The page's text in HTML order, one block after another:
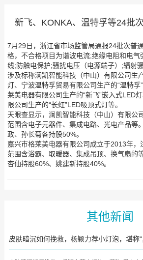
新飞、KONKA、温特孚等24批
7月29日，浙江省市场监管局通报24批次普
格，不合格项目为谐波电流;绝缘电阻和电气
线;防触电保护;骚扰电压（电源端子）;辐射骚
涉及标称澜凯智能科技（中山）有限公司生
灯、宁波温特孚贸易有限公司生产的“温特孚
莱美电器有限公司生产的“新飞”嵌入式LED
限公司生产的“长虹”LED吸顶式灯等。
天眼查显示，澜凯智能科技（中山）有限公
范围含电子元器件、集成电路、光电产品等
政、孙长菊各持股50%。
嘉兴市格莱美电器有限公司成立于2013年
范围含浴霸、取暖器、集成吊顶、换气扇的
杏仙持股60%、姚建新持股40%。
其他新闻
皮肤暗沉如何挽救，杨颖力荐小灯泡，堪称